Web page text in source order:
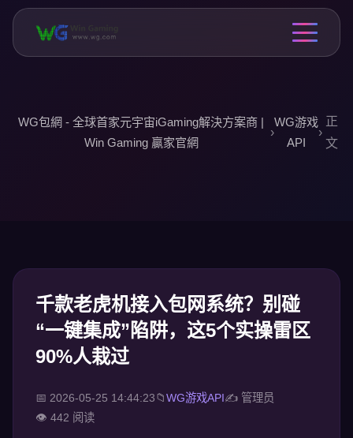
WG包網 - 全球首家元宇宙iGaming解決方案商 |
Win Gaming 贏家官網
›
WG游戏
API
›
正
文
千款老虎机接入包网系统？别碰
“一键集成”陷阱，这5个实操雷区
90%人栽过
📅 2026-05-25 14:44:23📁WG游戏API✍ 管理员
👁️ 442 阅读